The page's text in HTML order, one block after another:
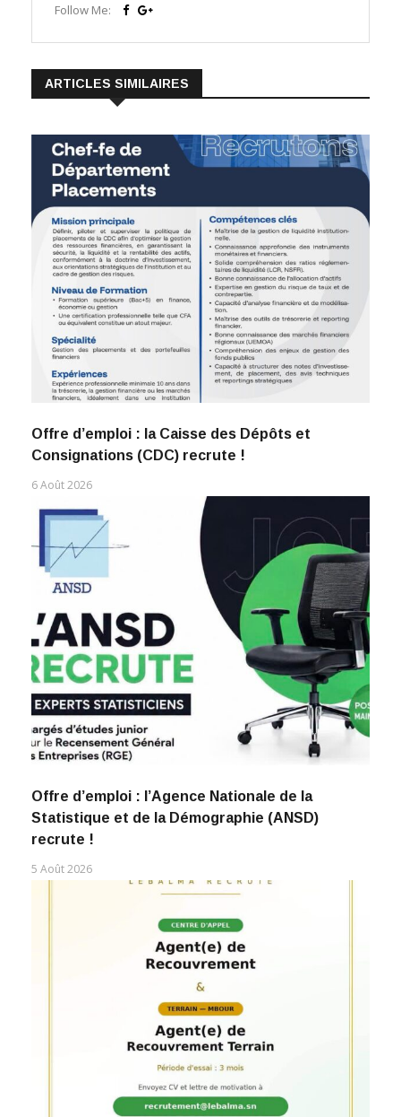
Follow Me:
ARTICLES SIMILAIRES
Offre d’emploi : la Caisse des Dépôts et
Consignations (CDC) recrute !
6 Août 2026
Offre d’emploi : l’Agence Nationale de la
Statistique et de la Démographie (ANSD)
recrute !
5 Août 2026